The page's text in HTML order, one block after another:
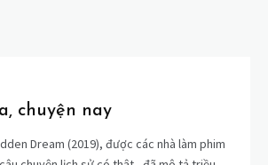
chuyện nay
Dream (2019), được các nhà làm phim